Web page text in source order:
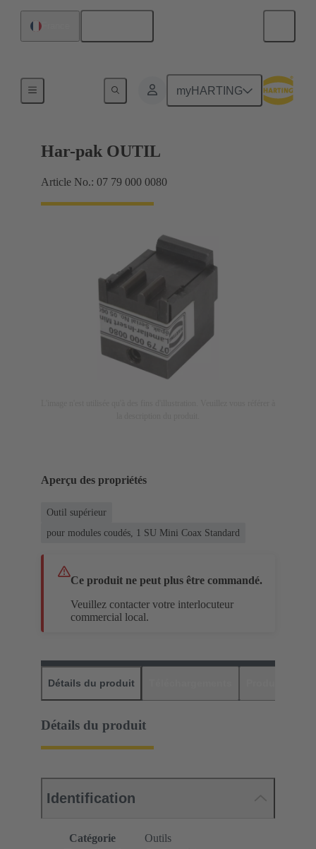
myHARTING
Outil inférieur
Har-pak OUTIL
Article No.: 07 79 000 0080
Aperçu des propriétés
Outil supérieur
pour modules coudés, 1 SU Mini Coax Standard
Ce produit ne peut plus être commandé.
Veuillez contacter votre interlocuteur
commercial local.
Détails du produit
Détails du produit
Identification
Catégorie
Outils